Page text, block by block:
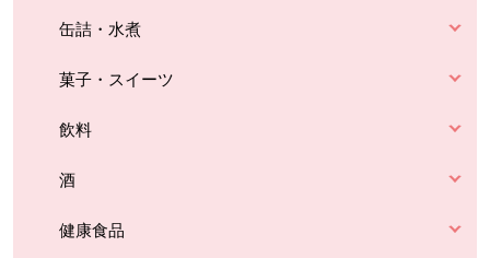
缶詰・水煮
菓子・スイーツ
飲料
酒
健康食品